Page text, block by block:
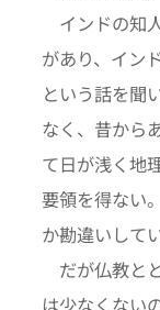
インドの知
があり、イン
という話を聞
なく、昔から
て日が浅く地
要領を得ない
か勘違いして
だが仏教と
は少なくない